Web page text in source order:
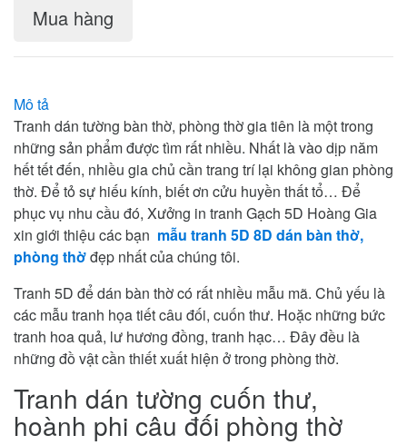
Mua hàng
Mô tả
Tranh dán tường bàn thờ, phòng thờ gia tiên là một trong
những sản phẩm được tìm rất nhiều. Nhất là vào dịp năm
hết tết đến, nhiều gia chủ cần trang trí lại không gian phòng
thờ. Để tỏ sự hiếu kính, biết ơn cửu huyền thất tổ… Để
phục vụ nhu cầu đó, Xưởng in tranh Gạch 5D Hoàng Gia
xin giới thiệu các bạn mẫu tranh 5D 8D dán bàn thờ,
phòng thờđẹp nhất của chúng tôi.
Tranh 5D để dán bàn thờ có rất nhiều mẫu mã. Chủ yếu là
các mẫu tranh họa tiết câu đối, cuốn thư. Hoặc những bức
tranh hoa quả, lư hương đồng, tranh hạc… Đây đều là
những đồ vật cần thiết xuất hiện ở trong phòng thờ.
Tranh dán tường cuốn thư,
hoành phi câu đối phòng thờ